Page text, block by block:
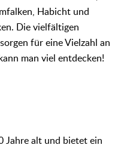
Habicht und
Die vielfältigen
für eine Vielzahl an
man viel entdecken!
Jahre alt und bietet ein